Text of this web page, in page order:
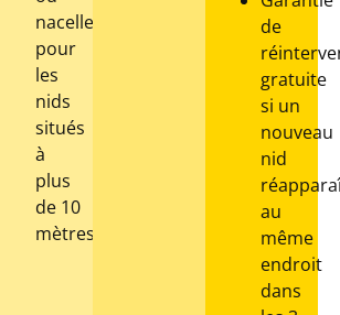
nacelle
pour
les
nids
situés
à
plus
de 10
mètres
de
gratuite
si un
nouveau
nid
au
même
endroit
dans